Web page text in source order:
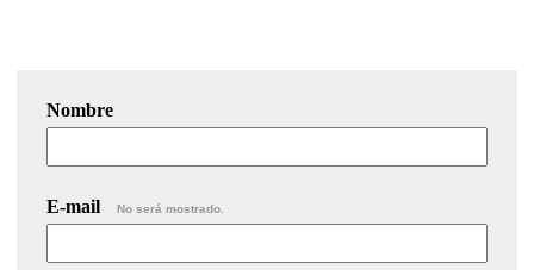
Nombre
E-mail No será mostrado.